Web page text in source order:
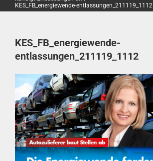
KES_FB_energiewende-entlassungen_211119_1112
KES_FB_energiewende-
entlassungen_211119_1112